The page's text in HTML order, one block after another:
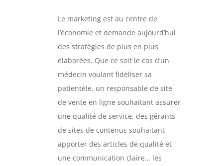
Le marketing est au centre de
l’économie et demande aujourd’hui
des stratégies de plus en plus
élaborées. Que ce soit le cas d’un
médecin voulant fidéliser sa
patientèle, un responsable de site
de vente en ligne souhaitant assurer
une qualité de service, des gérants
de sites de contenus souhaitant
apporter des articles de qualité et
une communication claire… les